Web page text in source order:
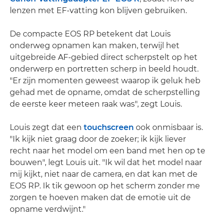
lenzen met EF-vatting kon blijven gebruiken.
De compacte EOS RP betekent dat Louis
onderweg opnamen kan maken, terwijl het
uitgebreide AF-gebied direct scherpstelt op het
onderwerp en portretten scherp in beeld houdt.
"Er zijn momenten geweest waarop ik geluk heb
gehad met de opname, omdat de scherpstelling
de eerste keer meteen raak was", zegt Louis.
Louis zegt dat een touchscreen ook onmisbaar is.
"Ik kijk niet graag door de zoeker; ik kijk liever
recht naar het model om een band met hen op te
bouwen", legt Louis uit. "Ik wil dat het model naar
mij kijkt, niet naar de camera, en dat kan met de
EOS RP. Ik tik gewoon op het scherm zonder me
zorgen te hoeven maken dat de emotie uit de
opname verdwijnt."